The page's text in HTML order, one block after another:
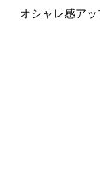
オシャレ感ア